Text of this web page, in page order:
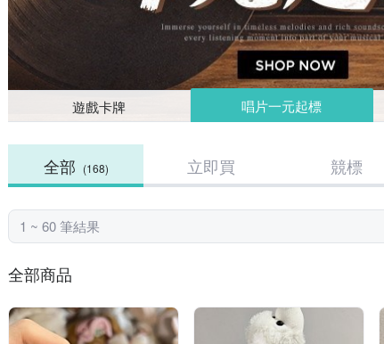
遊戲卡牌 唱片一元起標
全部 (168) 立即買 競標
1 ~ 60 筆結果
全部商品